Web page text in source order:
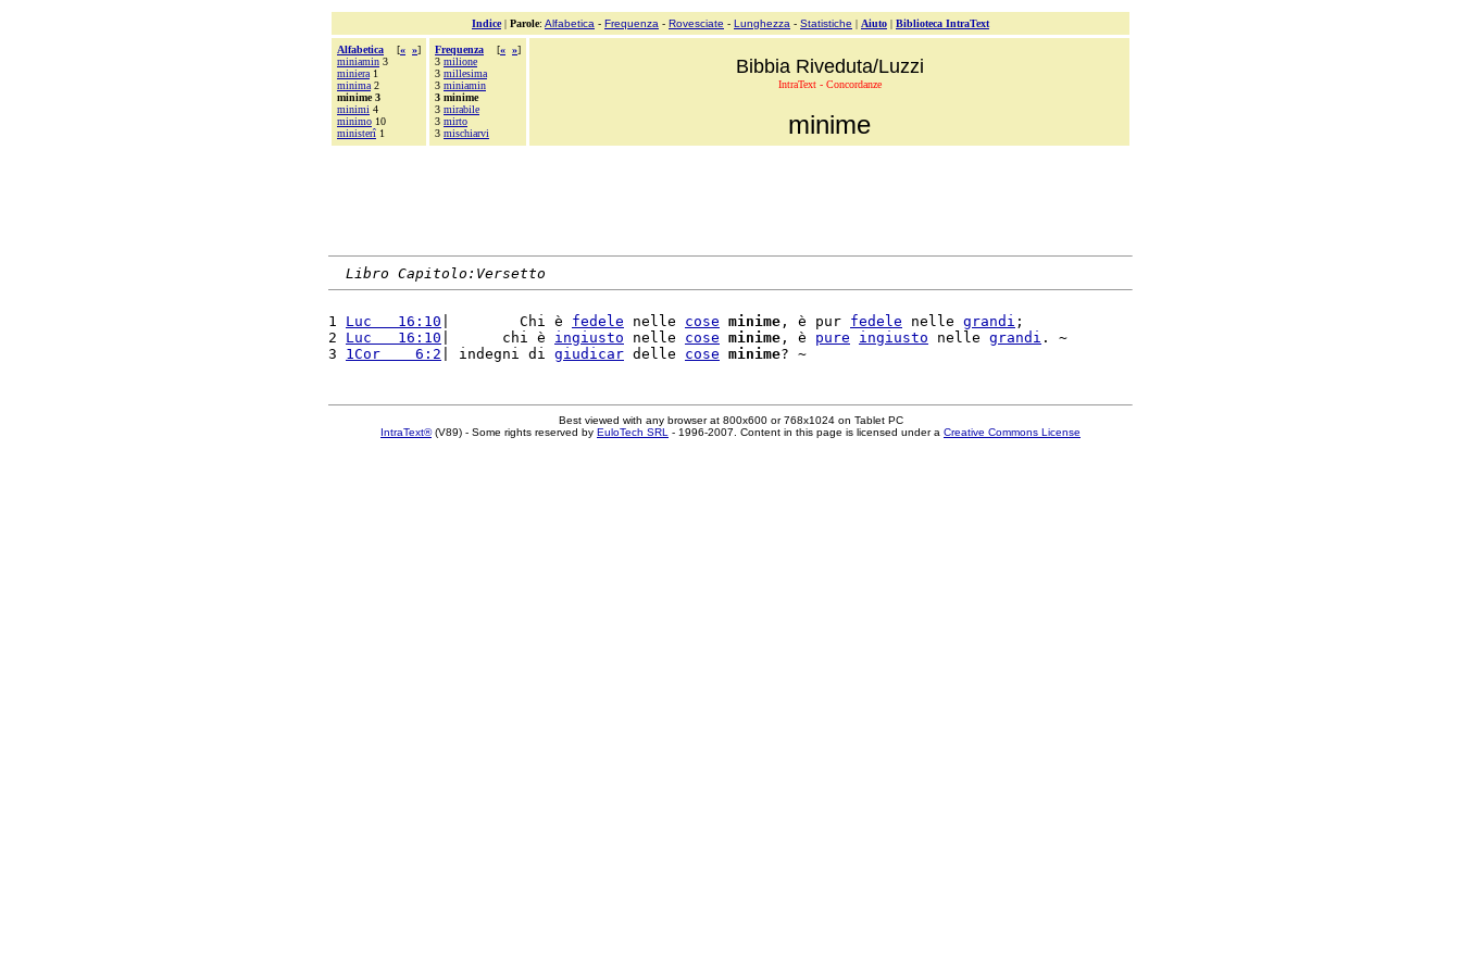
Indice| Parole: Alfabetica - Frequenza - Rovesciate - Lunghezza - Statistiche | Aiuto | Biblioteca IntraText
Alfabetica [« »]
miniamin 3
miniera 1
minima 2
minime 3
minimi 4
minimo 10
ministerî 1
Frequenza [« »]
3 milione
3 millesima
3 miniamin
3 minime
3 mirabile
3 mirto
3 mischiarvi
Bibbia Riveduta/Luzzi
IntraText - Concordanze
minime
Libro Capitolo:Versetto
1 Luc   16:10 |        Chi è fedele nelle cose minime , è pur fedele nelle grandi ;
2 Luc   16:10 |      chi è ingiusto nelle cose minime , è pure ingiusto nelle grandi . ~
3 1Cor    6:2 | indegni di giudicar delle cose minime
Best viewed with any browser at 800x600 or 768x1024 on Tablet PC
IntraText®(V89) - Some rights reserved by EuloTech SRL - 1996-2007. Content in this page is licensed under a Creative Commons License